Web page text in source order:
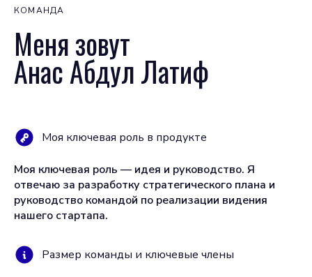
КОМАНДА
Меня зовут
Анас Абдул Латиф
Моя ключевая роль в продукте
Моя ключевая роль — идея и руководство. Я
отвечаю за разработку стратегического плана и
руководство командой по реализации видения
нашего стартапа.
Размер команды и ключевые члены